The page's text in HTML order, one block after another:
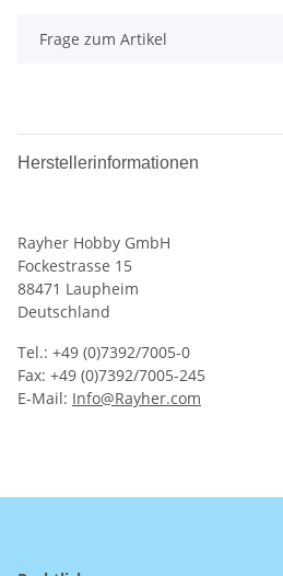
Frage zum Artikel
Herstellerinformationen
Rayher Hobby GmbH
Fockestrasse 15
88471 Laupheim
Deutschland
Tel.: +49 (0)7392/7005-0
Fax: +49 (0)7392/7005-245
E-Mail: Info@Rayher.com